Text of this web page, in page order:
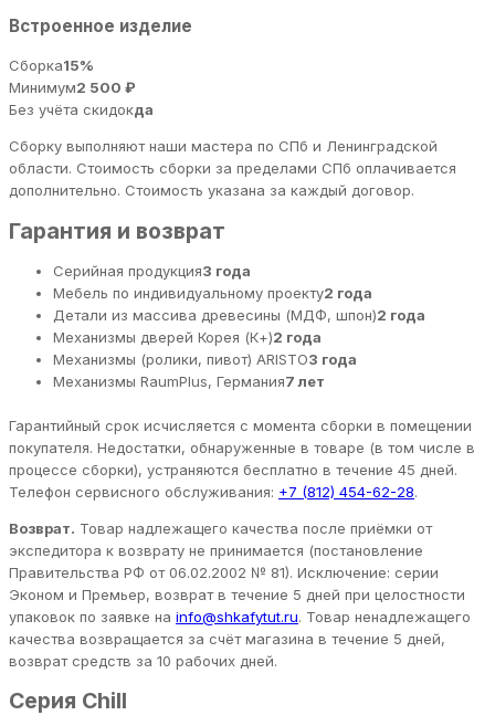
Встроенное изделие
Сборка15%
Минимум2 500 ₽
Без учёта скидокда
Сборку выполняют наши мастера по СПб и Ленинградской
области. Стоимость сборки за пределами СПб оплачивается
дополнительно. Стоимость указана за каждый договор.
Гарантия и возврат
Серийная продукция3 года
Мебель по индивидуальному проекту2 года
Детали из массива древесины (МДФ, шпон)2 года
Механизмы дверей Корея (К+)2 года
Механизмы (ролики, пивот) ARISTO3 года
Механизмы RaumPlus, Германия7 лет
Гарантийный срок исчисляется с момента сборки в помещении
покупателя. Недостатки, обнаруженные в товаре (в том числе в
процессе сборки), устраняются бесплатно в течение 45 дней.
Телефон сервисного обслуживания: +7 (812) 454-62-28.
Возврат. Товар надлежащего качества после приёмки от
экспедитора к возврату не принимается (постановление
Правительства РФ от 06.02.2002 № 81). Исключение: серии
Эконом и Премьер, возврат в течение 5 дней при целостности
упаковок по заявке на info@shkafytut.ru. Товар ненадлежащего
качества возвращается за счёт магазина в течение 5 дней,
возврат средств за 10 рабочих дней.
Серия Chill